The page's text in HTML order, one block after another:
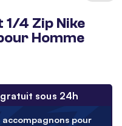
4 Zip Nike
Homme
sous 24h
accompagnons pour